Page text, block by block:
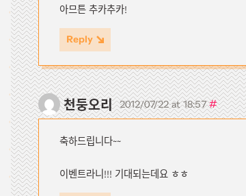
아므튼 추카추카!
Reply
천둥오리 2012/07/22 at 18:57#
축하드립니다~~
이벤트라니!!! 기대되는데요 ㅎㅎ